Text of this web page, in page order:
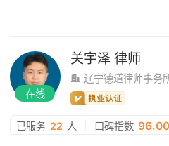
在线
关宇泽 律师
辽宁德道律师事务
已服务 22 人 口碑指数 96.00